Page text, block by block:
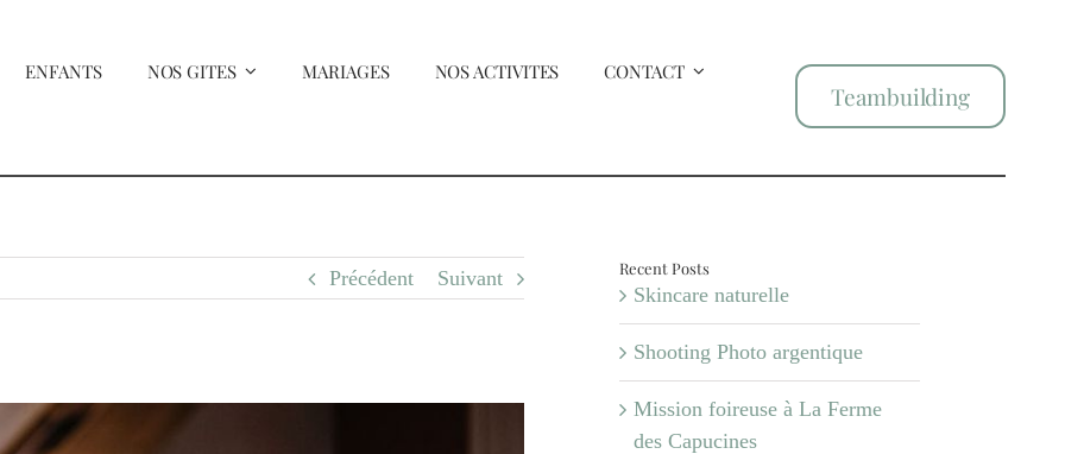
ENFANTS NOS GITES MARIAGES NOS ACTIVITES CONTACT
Teambuilding
Précédent Suivant Recent Posts
Skincare naturelle
Shooting Photo argentique
Mission foireuse à La Ferme
des Capucines